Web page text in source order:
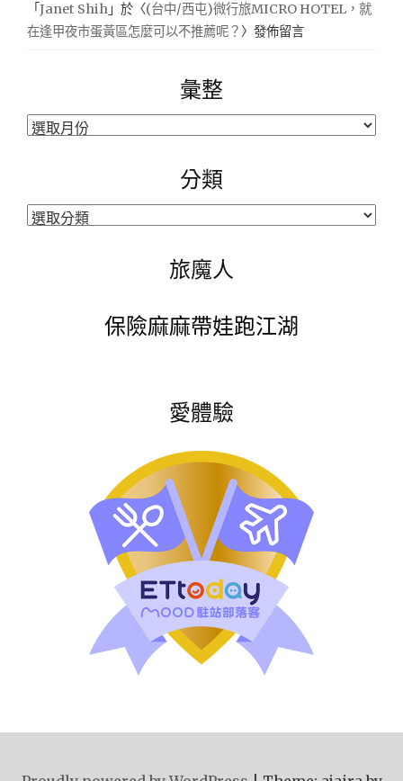
「Janet Shih 」於〈(台中/西屯)微行旅MICRO HOTEL，就
在逢甲夜市蛋黃區怎麼可以不推薦呢？ 〉發佈留言
彙整
彙
分類
分
旅魔人
保險麻麻帶娃跑江湖
愛體驗